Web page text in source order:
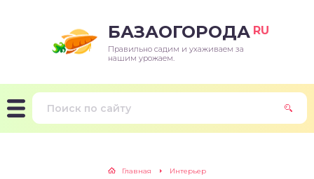
БАЗАОГОРОДА RU
Правильно садим и ухаживаем за
нашим урожаем.
Главная Интерьер